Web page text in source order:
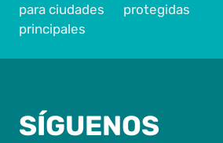
para ciudades
principales
protegidas
SÍGUENOS